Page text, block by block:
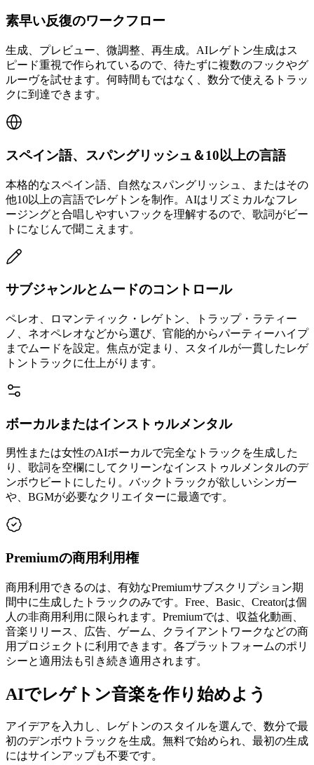
素早い反復のワークフロー
生成、プレビュー、微調整、再生成。AIレゲトン生成はス
ピード重視で作られているので、待たずに複数のフックやグ
ルーヴを試せます。何時間もではなく、数分で使えるトラッ
クに到達できます。
スペイン語、スパングリッシュ＆10以上の言語
本格的なスペイン語、自然なスパングリッシュ、またはその
他10以上の言語でレゲトンを制作。AIはリズミカルなフレ
ージングと合唱しやすいフックを理解するので、歌詞がビー
トになじんで聞こえます。
サブジャンルとムードのコントロール
ペレオ、ロマンティック・レゲトン、トラップ・ラティー
ノ、ネオペレオなどから選び、官能的からパーティーハイプ
までムードを設定。焦点が定まり、スタイルが一貫したレゲ
トントラックに仕上がります。
ボーカルまたはインストゥルメンタル
男性または女性のAIボーカルで完全なトラックを生成した
り、歌詞を空欄にしてクリーンなインストゥルメンタルのデ
ンボウビートにしたり。バックトラックが欲しいシンガー
や、BGMが必要なクリエイターに最適です。
Premiumの商用利用権
商用利用できるのは、有効なPremiumサブスクリプション期
間中に生成したトラックのみです。Free、Basic、Creatorは個
人の非商用利用に限られます。Premiumでは、収益化動画、
音楽リリース、広告、ゲーム、クライアントワークなどの商
用プロジェクトに利用できます。各プラットフォームのポリ
シーと適用法も引き続き適用されます。
AIでレゲトン音楽を作り始めよう
アイデアを入力し、レゲトンのスタイルを選んで、数分で最
初のデンボウトラックを生成。無料で始められ、最初の生成
にはサインアップも不要です。